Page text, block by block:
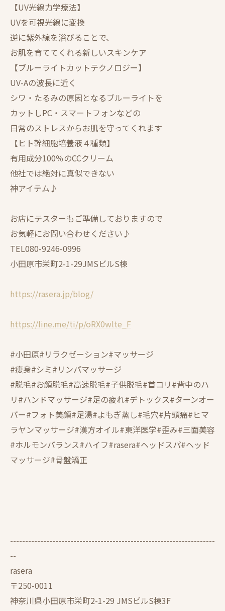
【UV光線力学療法】
UVを可視光線に変換
逆に紫外線を浴びることで、
お肌を育ててくれる新しいスキンケア
【ブルーライトカットテクノロジー】
UV-Aの波長に近く
シワ・たるみの原因となるブルーライトを
カットしPC・スマートフォンなどの
日常のストレスからお肌を守ってくれます
【ヒト幹細胞培養液４種類】
有用成分100％のCCクリーム
他社では絶対に真似できない
神アイテム♪
お店にテスターもご準備しておりますので
お気軽にお問い合わせください♪
TEL080-9246-0996
小田原市栄町2-1-29JMSビルS棟
https://rasera.jp/blog/
https://line.me/ti/p/oRX0wlte_F
#小田原#リラクゼーション#マッサージ
#痩身#シミ#リンパマッサージ
#脱毛#お顔脱毛#高速脱毛#子供脱毛#首コリ#背中のハ
リ#ハンドマッサージ#足の疲れ#デトックス#ターンオー
バー#フォト美顔#足湯#よもぎ蒸し#毛穴#片頭痛#ヒマ
ラヤンマッサージ#漢方オイル#東洋医学#歪み#三面美容
#ホルモンバランス#ハイフ#rasera#ヘッドスパ#ヘッド
マッサージ#骨盤矯正
--------------------------------------------------------------------
--
rasera
〒250-0011
神奈川県小田原市栄町2-1-29 JMSビルS棟3F